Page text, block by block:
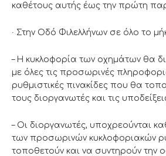
καθέτους αυτής έως την πρώτη
∙ Στην Οδό Φιλελλήνων σε όλο το
– Η κυκλοφορία των οχημάτων θα
με όλες τις προσωρινές
ρυθμιστικές πινακίδες που θα
τους διοργανωτές και τις
– Οι διοργανωτές, υποχρεούνται
των προσωρινών κυκλοφοριακών
τοποθετούν και να συντηρούν την